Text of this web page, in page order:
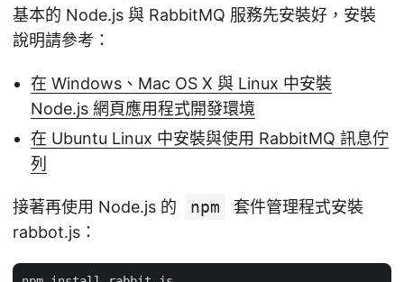
基本的 Node.js 與 RabbitMQ 服務先安裝好，安裝
說明請參考：
在 Windows、Mac OS X 與 Linux 中安裝
Node.js 網頁應用程式開發環境
在 Ubuntu Linux 中安裝與使用 RabbitMQ 訊息佇
列
接著再使用 Node.js 的 npm
套件管理程式安裝
rabbot.js：